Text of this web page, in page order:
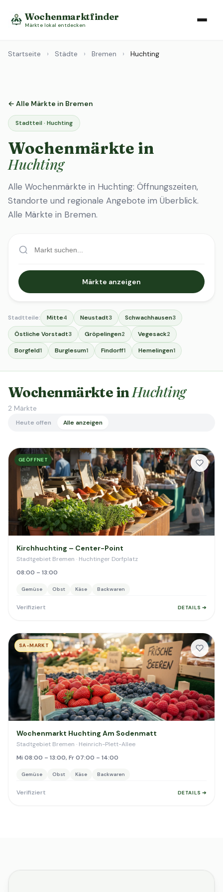
Wochenmarktfinder
Märkte lokal entdecken
Startseite › Städte › Bremen › Huchting
← Alle Märkte in Bremen
Stadtteil · Huchting
Wochenmärkte in
Huchting
Alle Wochenmärkte in Huchting: Öffnungszeiten,
Standorte und regionale Angebote im Überblick.
Alle Märkte in Bremen.
Märkte anzeigen
Stadtteile: Mitte4 Neustadt3 Schwachhausen3
Östliche Vorstadt3 Gröpelingen2 Vegesack2
Borgfeld1 Burglesum1 Findorff1 Hemelingen1
Wochenmärkte inHuchting
2 Märkte
Heute offen Alle anzeigen
GEÖFFNET
Kirchhuchting – Center-Point
Stadtgebiet Bremen · Huchtinger Dorfplatz
08:00 – 13:00
Gemüse Obst Käse Backwaren
Verifiziert DETAILS ➔
SA-MARKT
Wochenmarkt Huchting Am Sodenmatt
Stadtgebiet Bremen · Heinrich-Plett-Allee
Mi 08:00 – 13:00, Fr 07:00 – 14:00
Gemüse Obst Käse Backwaren
Verifiziert DETAILS ➔